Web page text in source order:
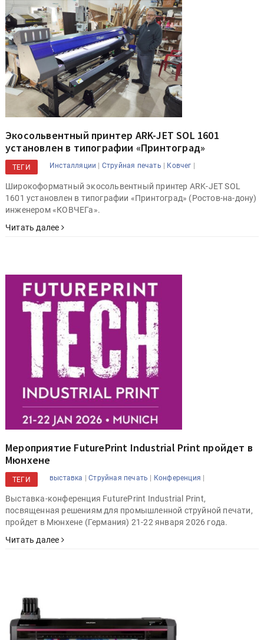
Экосольвентный принтер ARK-JET SOL 1601
установлен в типографии «Принтоград»
ТЕГИ Инсталляции | Струйная печать | Ковчег |
Широкоформатный экосольвентный принтер ARK-JET SOL
1601 установлен в типографии «Принтоград» (Ростов-на-дону)
инженером «КОВЧЕГа».
Читать далее
Мероприятие FuturePrint Industrial Print пройдет в
Мюнхене
ТЕГИ выставка |Струйная печать | Конференция |
Выставка-конференция FuturePrint Industrial Print,
посвященная решениям для промышленной струйной печати,
пройдет в Мюнхене (Германия) 21-22 января 2026 года.
Читать далее